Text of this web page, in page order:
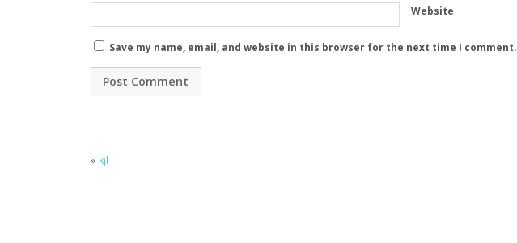
Website
Save my name, email, and website in this browser for the next time I comment.
« k¡l